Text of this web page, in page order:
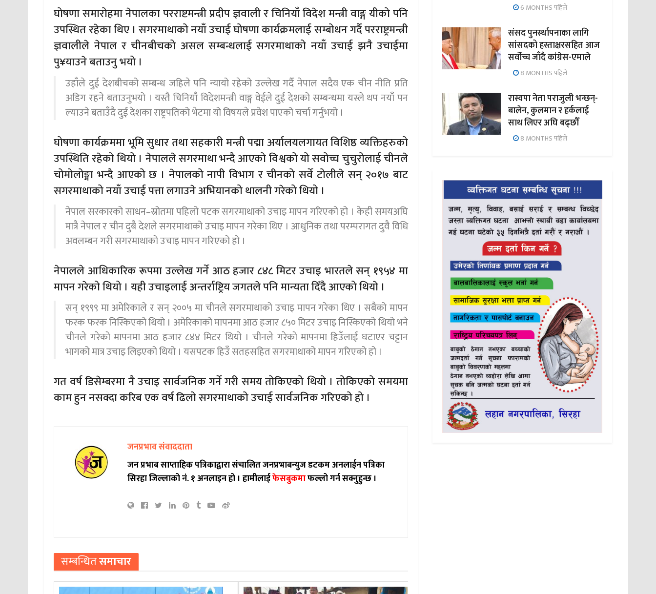
घोषणा समारोहमा नेपालका परराष्टमन्त्री प्रदीप ज्ञवाली र चिनियाँ विदेश मन्त्री वाङ्ग यीको पनि
उपस्थित रहेका थिए । सगरमाथाको नयाँ उचाई घोषणा कार्यक्रमलाई सम्बोधन गर्दै परराष्ट्रमन्त्री
ज्ञवालीले नेपाल र चीनबीचको असल सम्बन्धलाई सगरमाथाको नयाँ उचाई झनै उचाईमा
पु¥याउने बताउनु भयो ।
उहाँले दुई देशबीचको सम्बन्ध जहिले पनि न्यायो रहेको उल्लेख गर्दै नेपाल सदैव एक चीन नीति प्रति
अडिग रहने बताउनुभयो । यस्तै चिनियाँ विदेशमन्त्री वाङ्ग वेईले दुई देशको सम्बन्धमा यस्ले थप नयाँ पन
ल्याउने बताउँदै दुई देशका राष्ट्रपतिको भेटमा यो विषयले प्रवेश पाएको चर्चा गर्नुभयो ।
घोषणा कार्यक्रममा भूमि सुधार तथा सहकारी मन्त्री पद्मा अर्यालयलगायत विशिष्ठ व्यक्तिहरुको
उपस्थिति रहेको थियो । नेपालले सगरमाथा भन्दै आएको विश्वको यो सवोच्च चुचुरोलाई चीनले
चोमोलोङ्मा भन्दै आएको छ । नेपालको नापी विभाग र चीनको सर्वे टोलीले सन् २०१७ बाट
सगरमाथाको नयाँ उचाई पत्ता लगाउने अभियानको थालनी गरेको थियो ।
नेपाल सरकारको साधन–स्रोतमा पहिलो पटक सगरमाथाको उचाइ मापन गरिएको हो । केही समयअघि
मात्रै नेपाल र चीन दुबै देशले सगरमाथाको उचाइ मापन गरेका थिए । आधुनिक तथा परम्परागत दुवै विधि
अवलम्बन गरी सगरमाथाको उचाइ मापन गरिएको हो ।
नेपालले आधिकारिक रूपमा उल्लेख गर्ने आठ हजार ८४८ मिटर उचाइ भारतले सन् १९५४ मा
मापन गरेको थियो । यही उचाइलाई अन्तर्राष्ट्रिय जगतले पनि मान्यता दिँदै आएको थियाे ।
सन् १९९९ मा अमेरिकाले र सन् २००५ मा चीनले सगरमाथाको उचाइ मापन गरेका थिए । सबैको मापन
फरक फरक निस्किएको थियो । अमेरिकाको मापनमा आठ हजार ८५० मिटर उचाइ निस्किएको थियो भने
चीनले गरेको मापनमा आठ हजार ८४४ मिटर थियो । चीनले गरेको मापनमा हिउँलाई घटाएर चट्टान
भागको मात्र उचाइ लिइएको थियो । यसपटक हिउँ सतहसहित सगरमाथाको मापन गरिएको हो ।
गत वर्ष डिसेम्बरमा नै उचाइ सार्वजनिक गर्ने गरी समय तोकिएको थियो । तोकिएको समयमा
काम हुन नसक्दा करिब एक वर्ष ढिलो सगरमाथाको उचाई सार्वजनिक गरिएको हो ।
जनप्रभाव संवाददाता
जन प्रभाब साप्ताहिक पत्रिकाद्वारा संचालित जनप्रभाबन्युज डटकम अनलाईन पत्रिका
सिरहा जिल्लाको नं. १ अनलाइन हो ।हामीलाईफेसबुकमाफल्लो गर्न सक्नुहुन्छ ।
सम्बन्धितसमाचार
6 MONTHS पहिले
संसद पुनर्स्थापनाका लागि
सांसदको हस्ताक्षरसहित आज
सर्वोच्च जाँदै कांग्रेस-एमाले
8 MONTHS पहिले
रास्वपा नेता पराजुली भन्छन्-
बालेन, कुलमान र हर्कलाई
साथ लिएर अघि बढ्छौँ
8 MONTHS पहिले